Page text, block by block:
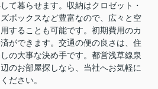
て暮らせます。収納はクロゼット・
ボックスなど豊富なので、広々と空
することも可能です。初期費用のカ
ができます。交通の便の良さは、住
しの大事な決め手です。都営浅草線泉
のお部屋探しなら、当社へお気軽に
ださい。